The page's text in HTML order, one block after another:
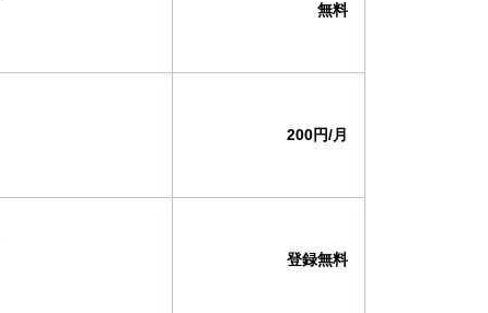
無料
200円/月
登録無料